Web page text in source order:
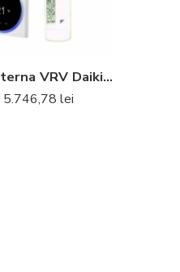
Unitate interna VRV Daikin FXSQ15A duct 1.7 kW – Nu include telecomanda
5.746,78 lei